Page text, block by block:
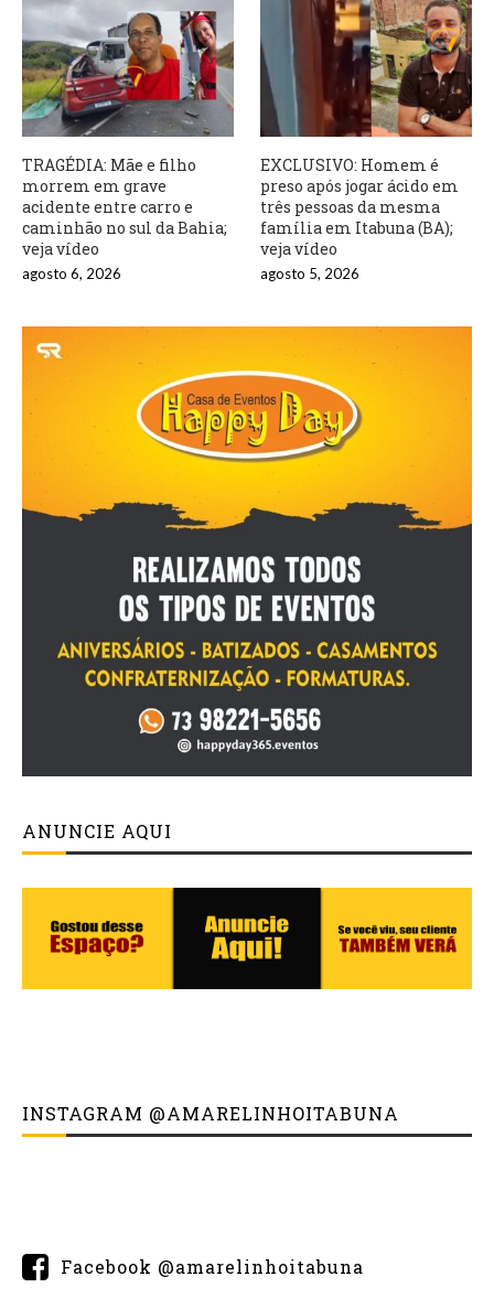
TRAGÉDIA: Mãe e filho
morrem em grave
acidente entre carro e
caminhão no sul da Bahia;
veja vídeo
agosto 6, 2026
EXCLUSIVO: Homem é
preso após jogar ácido em
três pessoas da mesma
família em Itabuna (BA);
veja vídeo
agosto 5, 2026
ANUNCIE AQUI
INSTAGRAM @AMARELINHOITABUNA
Facebook @amarelinhoitabuna